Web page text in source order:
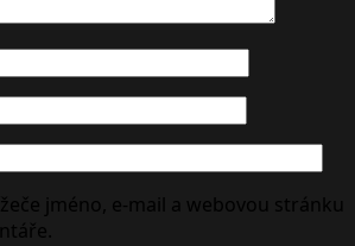
jméno, e-mail a webovou stránku